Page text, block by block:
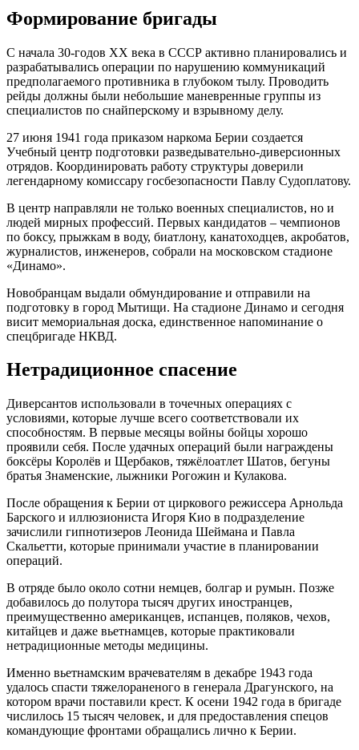
Формирование бригады
С начала 30-годов ХХ века в СССР активно планировались и
разрабатывались операции по нарушению коммуникаций
предполагаемого противника в глубоком тылу. Проводить
рейды должны были небольшие маневренные группы из
специалистов по снайперскому и взрывному делу.
27 июня 1941 года приказом наркома Берии создается
Учебный центр подготовки разведывательно-диверсионных
отрядов. Координировать работу структуры доверили
легендарному комиссару госбезопасности Павлу Судоплатову.
В центр направляли не только военных специалистов, но и
людей мирных профессий. Первых кандидатов – чемпионов
по боксу, прыжкам в воду, биатлону, канатоходцев, акробатов,
журналистов, инженеров, собрали на московском стадионе
«Динамо».
Новобранцам выдали обмундирование и отправили на
подготовку в город Мытищи. На стадионе Динамо и сегодня
висит мемориальная доска, единственное напоминание о
спецбригаде НКВД.
Нетрадиционное спасение
Диверсантов использовали в точечных операциях с
условиями, которые лучше всего соответствовали их
способностям. В первые месяцы войны бойцы хорошо
проявили себя. После удачных операций были награждены
боксёры Королёв и Щербаков, тяжёлоатлет Шатов, бегуны
братья Знаменские, лыжники Рогожин и Кулакова.
После обращения к Берии от циркового режиссера Арнольда
Барского и иллюзиониста Игоря Кио в подразделение
зачислили гипнотизеров Леонида Шеймана и Павла
Скальетти, которые принимали участие в планировании
операций.
В отряде было около сотни немцев, болгар и румын. Позже
добавилось до полутора тысяч других иностранцев,
преимущественно американцев, испанцев, поляков, чехов,
китайцев и даже вьетнамцев, которые практиковали
нетрадиционные методы медицины.
Именно вьетнамским врачевателям в декабре 1943 года
удалось спасти тяжелораненого в генерала Драгунского, на
котором врачи поставили крест. К осени 1942 года в бригаде
числилось 15 тысяч человек, и для предоставления спецов
командующие фронтами обращались лично к Берии.